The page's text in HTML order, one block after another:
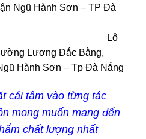
Ngũ Hành Sơn – TP Đà
tác:
Lô
Lương Đắc Bằng,
Hành Sơn – Tp Đà Nẵng
cái tâm vào từng tác
mong muốn mang đến
chất lượng nhất